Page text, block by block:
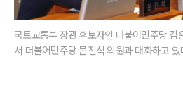
국토교통부 장관 후보자인 더불어민주당
서 더불어민주당 문진석 의원과 대화하고